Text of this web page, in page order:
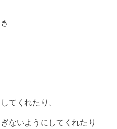
てくれたり、
ないようにしてくれたり